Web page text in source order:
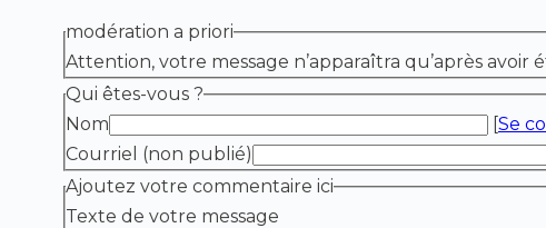
modération a priori
Attention, votre message n’apparaîtra qu’après avoir
Qui êtes-vous ?
Nom
[Se
Courriel (non publié)
Ajoutez votre commentaire ici
Texte de votre message